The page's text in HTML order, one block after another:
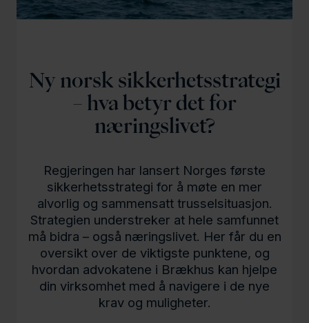
Ny norsk sikkerhetsstrategi
– hva betyr det for
næringslivet?
Regjeringen har lansert Norges første
sikkerhetsstrategi for å møte en mer
alvorlig og sammensatt trusselsituasjon.
Strategien understreker at hele samfunnet
må bidra – også næringslivet. Her får du en
oversikt over de viktigste punktene, og
hvordan advokatene i Brækhus kan hjelpe
din virksomhet med å navigere i de nye
krav og muligheter.